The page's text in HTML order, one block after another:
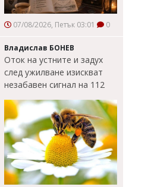
07/08/2026, Петък 03:01 0
Владислав БОНЕВ
Оток на устните и задух
след ужилване изискват
незабавен сигнал на 112